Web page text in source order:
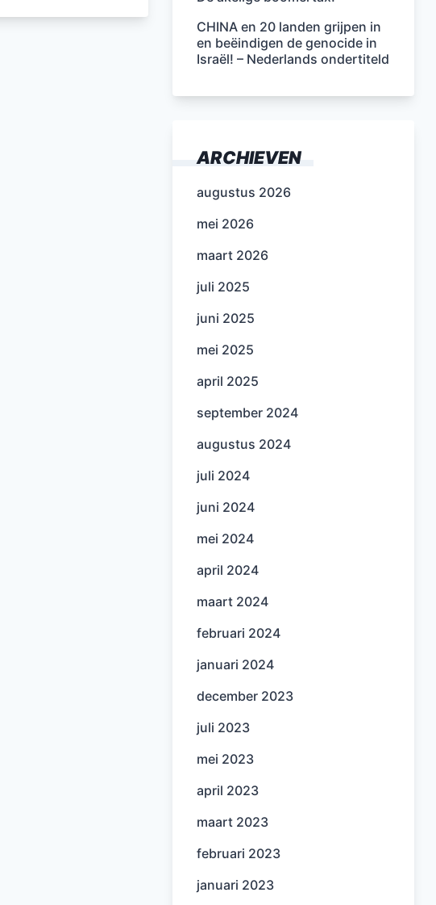
CHINA en 20 landen grijpen in
en beëindigen de genocide in
Israël! – Nederlands ondertiteld
ARCHIEVEN
augustus 2026
mei 2026
maart 2026
juli 2025
juni 2025
mei 2025
april 2025
september 2024
augustus 2024
juli 2024
juni 2024
mei 2024
april 2024
maart 2024
februari 2024
januari 2024
december 2023
juli 2023
mei 2023
april 2023
maart 2023
februari 2023
januari 2023